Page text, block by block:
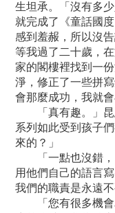
生坦承。「沒有多
就完成了《童話國
感到羞赧，所以沒
等我過了二十歲，
家的閣樓裡找到一
淨，修正了一些拼
會那麼成功，我就會
「真有趣。」昆
系列如此受到孩子
來的？」
「一點也沒錯，
用他們自己的語言
我們的職責是永遠
「您有很多機會